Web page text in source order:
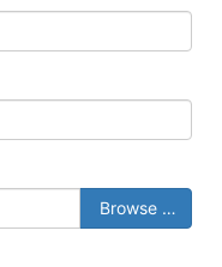
Browse …